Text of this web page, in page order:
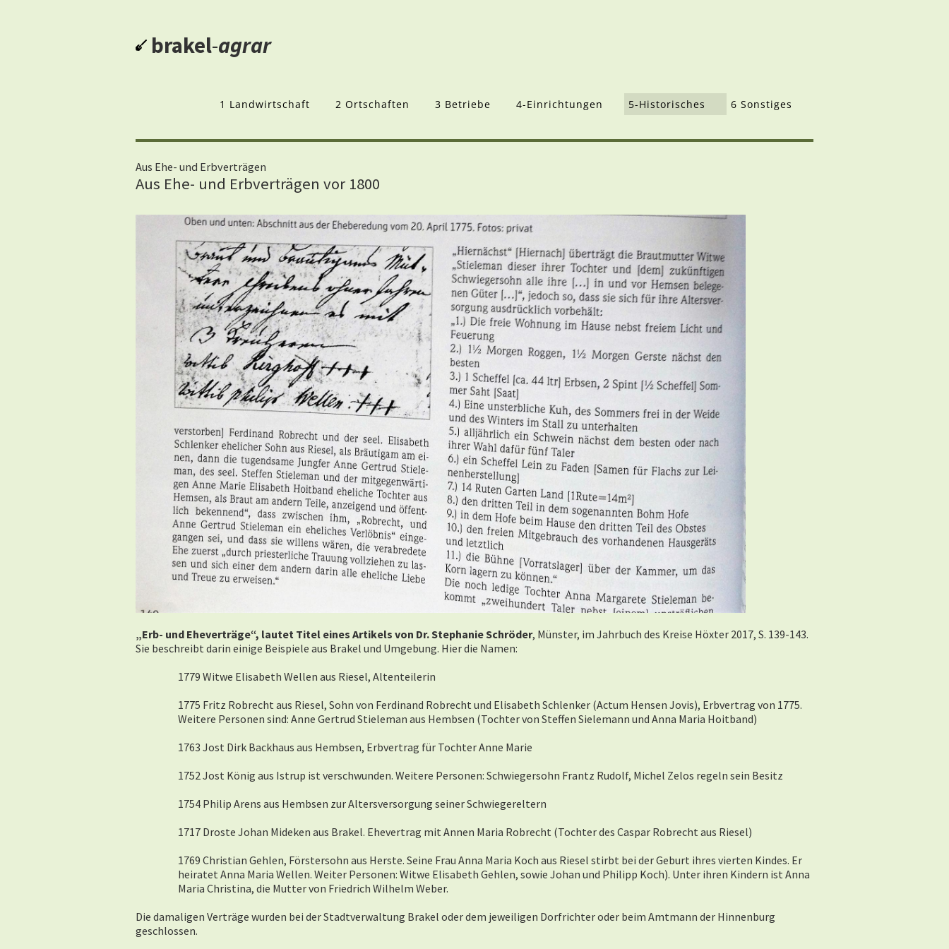
brakel-agrar
1 Landwirtschaft 2 Ortschaften 3 Betriebe 4-Einrichtungen 5-Historisches 6 Sonstiges
Aus Ehe- und Erbverträgen
Aus Ehe- und Erbverträgen vor 1800
„Erb- und Eheverträge“, lautet Titel eines Artikels von Dr. Stephanie Schröder, Münster, im Jahrbuch des Kreise Höxter 2017, S. 139-143.
Sie beschreibt darin einige Beispiele aus Brakel und Umgebung. Hier die Namen:
1779 Witwe Elisabeth Wellen aus Riesel, Altenteilerin
1775 Fritz Robrecht aus Riesel, Sohn von Ferdinand Robrecht und Elisabeth Schlenker (Actum Hensen Jovis), Erbvertrag von 1775.
Weitere Personen sind: Anne Gertrud Stieleman aus Hembsen (Tochter von Steffen Sielemann und Anna Maria Hoitband)
1763 Jost Dirk Backhaus aus Hembsen, Erbvertrag für Tochter Anne Marie
1752 Jost König aus Istrup ist verschwunden. Weitere Personen: Schwiegersohn Frantz Rudolf, Michel Zelos regeln sein Besitz
1754 Philip Arens aus Hembsen zur Altersversorgung seiner Schwiegereltern
1717 Droste Johan Mideken aus Brakel. Ehevertrag mit Annen Maria Robrecht (Tochter des Caspar Robrecht aus Riesel)
1769 Christian Gehlen, Förstersohn aus Herste. Seine Frau Anna Maria Koch aus Riesel stirbt bei der Geburt ihres vierten Kindes. Er
heiratet Anna Maria Wellen. Weiter Personen: Witwe Elisabeth Gehlen, sowie Johan und Philipp Koch). Unter ihren Kindern ist Anna
Maria Christina, die Mutter von Friedrich Wilhelm Weber.
Die damaligen Verträge wurden bei der Stadtverwaltung Brakel oder dem jeweiligen Dorfrichter oder beim Amtmann der Hinnenburg
geschlossen.